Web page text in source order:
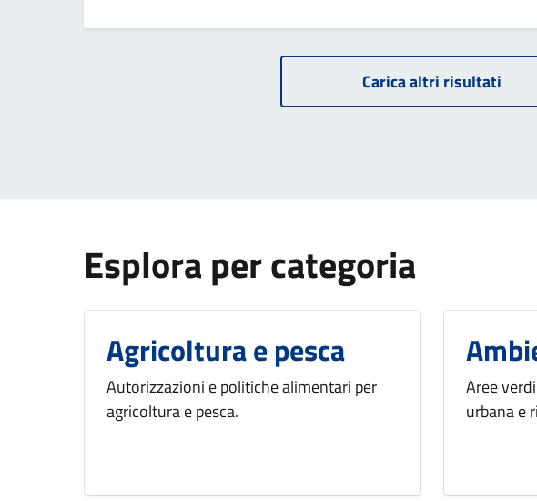
Carica altri risultati
Esplora per categoria
Agricoltura e pesca
Autorizzazioni e politiche alimentari per
agricoltura e pesca.
Aree
urbana e